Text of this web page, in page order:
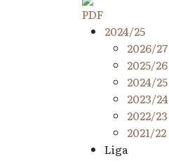
2024/25
2026/27
2025/26
2024/25
2023/24
2022/23
2021/22
Liga